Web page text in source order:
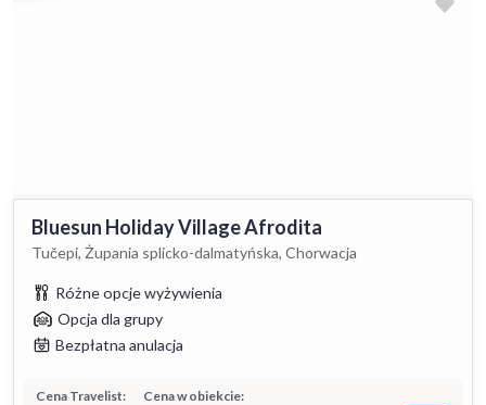
Bluesun Holiday Village Afrodita
Tučepi, Żupania splicko-dalmatyńska, Chorwacja
Różne opcje wyżywienia
Opcja dla grupy
Bezpłatna anulacja
Cena w obiekcie:
Cena Travelist: